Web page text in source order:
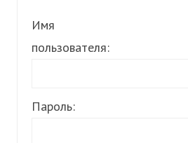
Имя
пользователя:
Пароль: